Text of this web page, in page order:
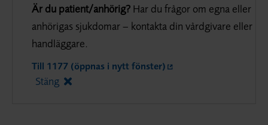
Är du patient/anhörig? Har du frågor om egna eller
anhörigas sjukdomar – kontakta din vårdgivare eller
handläggare.
Till 1177 (öppnas i nytt fönster)
Stäng